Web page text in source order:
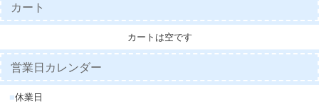
カート
カートは空です
営業日カレンダー
■休業日